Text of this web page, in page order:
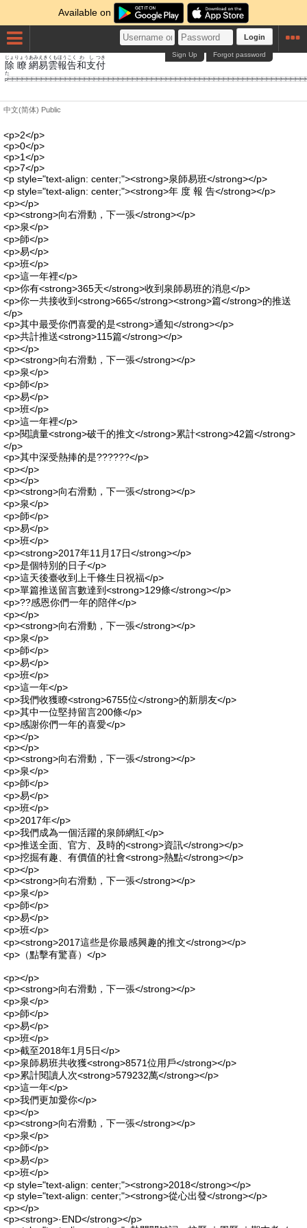
Available on
Login
Forgot password
Sign Up
除
じょ
瞭
りょう
網
あみ
易
えき
雲
くも
報告
ほうこく
和
わ
支
し
付
つき
中文(简体) Public
<p>2</p>
<p>0</p>
<p>1</p>
<p>7</p>
<p style="text-align: center;"><strong>泉師易班</strong></p>
<p style="text-align: center;"><strong>年 度 報 告</strong></p>
<p></p>
<p><strong>向右滑動，下一張</strong></p>
<p>泉</p>
<p>師</p>
<p>易</p>
<p>班</p>
<p>這一年裡</p>
<p>你有<strong>365天</strong>收到泉師易班的消息</p>
<p>你一共接收到<strong>665</strong><strong>篇</strong>的推送
</p>
<p>其中最受你們喜愛的是<strong>通知</strong></p>
<p>共計推送<strong>115篇</strong></p>
<p></p>
<p><strong>向右滑動，下一張</strong></p>
<p>泉</p>
<p>師</p>
<p>易</p>
<p>班</p>
<p>這一年裡</p>
<p>閱讀量<strong>破千的推文</strong>累計<strong>42篇</strong>
</p>
<p>其中深受熱捧的是??????</p>
<p></p>
<p></p>
<p><strong>向右滑動，下一張</strong></p>
<p>泉</p>
<p>師</p>
<p>易</p>
<p>班</p>
<p><strong>2017年11月17日</strong></p>
<p>是個特別的日子</p>
<p>這天後臺收到上千條生日祝福</p>
<p>單篇推送留言數達到<strong>129條</strong></p>
<p>??感恩你們一年的陪伴</p>
<p></p>
<p><strong>向右滑動，下一張</strong></p>
<p>泉</p>
<p>師</p>
<p>易</p>
<p>班</p>
<p>這一年</p>
<p>我們收獲瞭<strong>6755位</strong>的新朋友</p>
<p>其中一位堅持留言200條</p>
<p>感謝你們一年的喜愛</p>
<p></p>
<p></p>
<p><strong>向右滑動，下一張</strong></p>
<p>泉</p>
<p>師</p>
<p>易</p>
<p>班</p>
<p>2017年</p>
<p>我們成為一個活躍的泉師網紅</p>
<p>推送全面、官方、及時的<strong>資訊</strong></p>
<p>挖掘有趣、有價值的社會<strong>熱點</strong></p>
<p></p>
<p><strong>向右滑動，下一張</strong></p>
<p>泉</p>
<p>師</p>
<p>易</p>
<p>班</p>
<p><strong>2017這些是你最感興趣的推文</strong></p>
<p>（點擊有驚喜）</p>
<p></p>
<p><strong>向右滑動，下一張</strong></p>
<p>泉</p>
<p>師</p>
<p>易</p>
<p>班</p>
<p>截至2018年1月5日</p>
<p>泉師易班共收獲<strong>8571位用戶</strong></p>
<p>累計閱讀人次<strong>579232萬</strong></p>
<p>這一年</p>
<p>我們更加愛你</p>
<p></p>
<p><strong>向右滑動，下一張</strong></p>
<p>泉</p>
<p>師</p>
<p>易</p>
<p>班</p>
<p style="text-align: center;"><strong>2018</strong></p>
<p style="text-align: center;"><strong>從心出發</strong></p>
<p></p>
<p><strong>·END</strong></p>